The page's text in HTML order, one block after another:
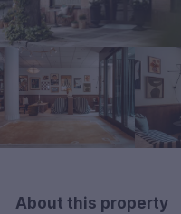
Stockholm
Göteborg
Hele Danmark
About this property